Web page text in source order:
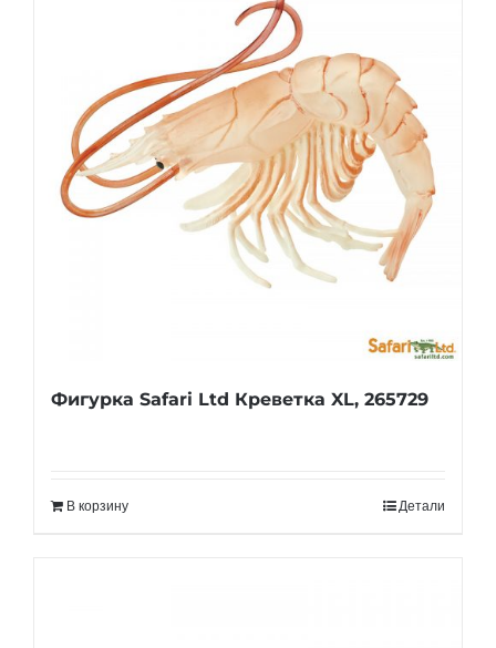
Фигурка Safari Ltd Креветка XL, 265729
В корзину Детали